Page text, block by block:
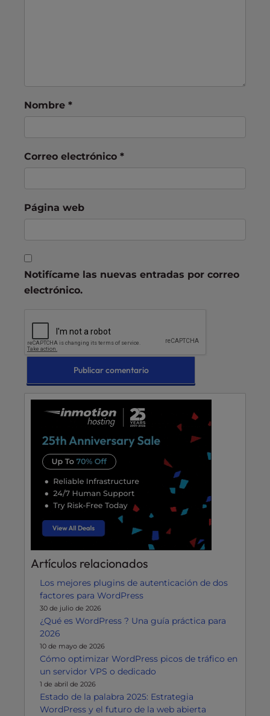
Nombre *
Correo electrónico *
Página web
Notifícame las nuevas entradas por correo
electrónico.
Artículos relacionados
Los mejores plugins de autenticación de dos
factores para WordPress
30 de julio de 2026
¿Qué es WordPress ? Una guía práctica para
2026
10 de mayo de 2026
Cómo optimizar WordPress picos de tráfico en
un servidor VPS o dedicado
1 de abril de 2026
Estado de la palabra 2025: Estrategia
WordPress y el futuro de la web abierta